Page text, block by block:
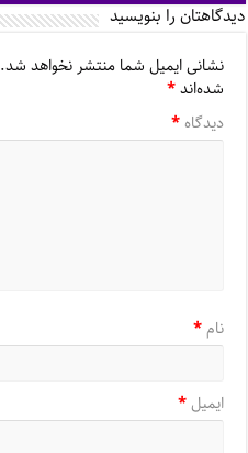
دیدگاهتان را بنویسید
نشانی ایمیل شما منتشر نخواهد شد.
شده‌اند*
دیدگاه*
نام*
ایمیل*